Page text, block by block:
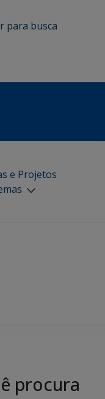
para busca
e Projetos
procura